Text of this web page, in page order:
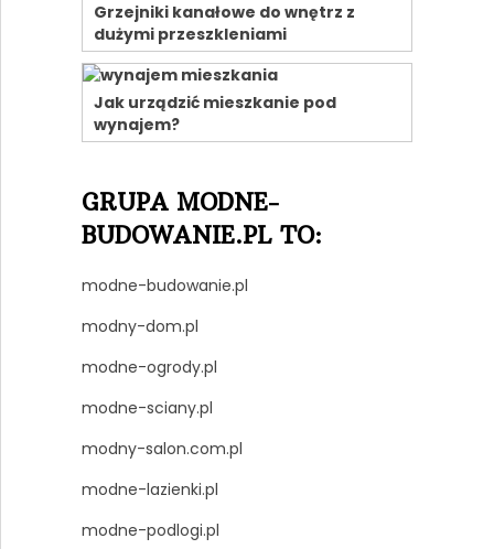
Grzejniki kanałowe do wnętrz z
dużymi przeszkleniami
Jak urządzić mieszkanie pod
wynajem?
GRUPA MODNE-
BUDOWANIE.PL TO:
modne-budowanie.pl
modny-dom.pl
modne-ogrody.pl
modne-sciany.pl
modny-salon.com.pl
modne-lazienki.pl
modne-podlogi.pl